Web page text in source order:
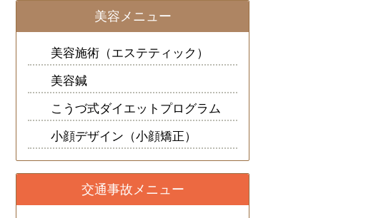
美容メニュー
美容施術（エステティック）
美容鍼
こうづ式ダイエットプログラム
小顔デザイン（小顔矯正）
交通事故メニュー